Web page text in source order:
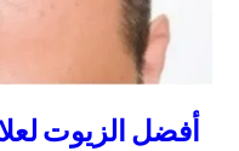
أفضل الزيوت